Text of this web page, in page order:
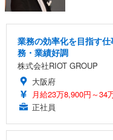
業務の効率化を目指す
務・業績好調
株式会社RIOT GROUP
大阪府
月給23万8,900円～34
正社員